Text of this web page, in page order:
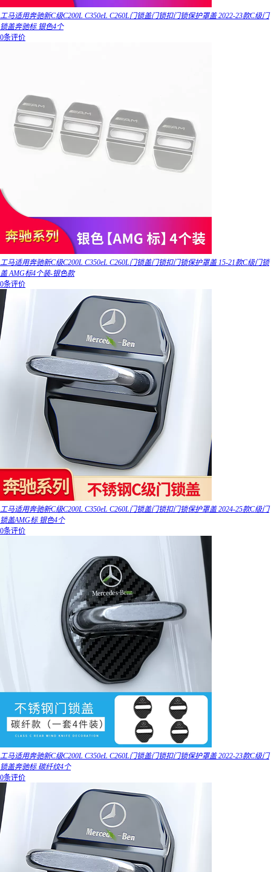
工马适用奔驰新C级C200L C350eL C260L门锁盖门锁扣门锁保护罩盖 2022-23款C级门
锁盖奔驰标 银色4个
0条评价
工马适用奔驰新C级C200L C350eL C260L门锁盖门锁扣门锁保护罩盖 15-21款C级门锁
盖 AMG标4个装-银色款
0条评价
工马适用奔驰新C级C200L C350eL C260L门锁盖门锁扣门锁保护罩盖 2024-25款C级门
锁盖AMG标 银色4个
0条评价
工马适用奔驰新C级C200L C350eL C260L门锁盖门锁扣门锁保护罩盖 2022-23款C级门
锁盖奔驰标 碳纤纹4个
0条评价